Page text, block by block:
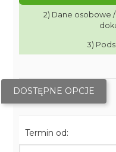
2) Dane osobowe
3)
DOSTĘPNE OPCJE
Termin od: